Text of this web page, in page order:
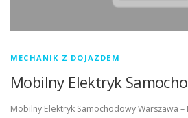
MECHANIK Z DOJAZDEM
Mobilny Elektryk
Mobilny Elektryk Samochodowy Warszawa –